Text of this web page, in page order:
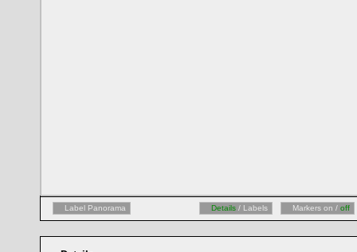
Label Panorama Details / Labels Markers on / off